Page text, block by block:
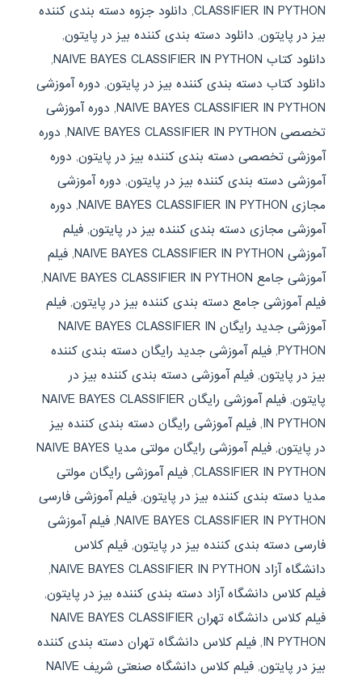
CLASSIFIER IN PYTHON
, دانلود جزوه دسته بندی کننده
بیز در پایتون, دانلود دسته بندی کننده بیز در پایتون,
دانلود کتاب NAIVE BAYES CLASSIFIER IN PYTHON
,
دانلود کتاب دسته بندی کننده بیز در پایتون, دوره آموزشی
NAIVE BAYES CLASSIFIER IN PYTHON
, دوره آموزشی
تخصصی NAIVE BAYES CLASSIFIER IN PYTHON
, دوره
آموزشی تخصصی دسته بندی کننده بیز در پایتون, دوره
آموزشی دسته بندی کننده بیز در پایتون, دوره آموزشی
مجازی NAIVE BAYES CLASSIFIER IN PYTHON
, دوره
آموزشی مجازی دسته بندی کننده بیز در پایتون, فیلم
آموزشی NAIVE BAYES CLASSIFIER IN PYTHON
, فیلم
آموزشی جامع NAIVE BAYES CLASSIFIER IN PYTHON
,
فیلم آموزشی جامع دسته بندی کننده بیز در پایتون, فیلم
آموزشی جدید رایگان NAIVE BAYES CLASSIFIER IN
PYTHON
, فیلم آموزشی جدید رایگان دسته بندی کننده
بیز در پایتون, فیلم آموزشی دسته بندی کننده بیز در
پایتون,
فیلم آموزشی رایگان NAIVE BAYES CLASSIFIER
IN PYTHON
, فیلم آموزشی رایگان دسته بندی کننده بیز
در پایتون,
فیلم آموزشی رایگان مولتی مدیا NAIVE BAYES
CLASSIFIER IN PYTHON
, فیلم آموزشی رایگان مولتی
مدیا دسته بندی کننده بیز در پایتون, فیلم آموزشی فارسی
NAIVE BAYES CLASSIFIER IN PYTHON
, فیلم آموزشی
فارسی دسته بندی کننده بیز در پایتون, فیلم کلاس
دانشگاه آزاد NAIVE BAYES CLASSIFIER IN PYTHON
,
فیلم کلاس دانشگاه آزاد دسته بندی کننده بیز در پایتون,
فیلم کلاس دانشگاه تهران NAIVE BAYES CLASSIFIER
IN PYTHON
, فیلم کلاس دانشگاه تهران دسته بندی کننده
بیز در پایتون,
فیلم کلاس دانشگاه صنعتی شریف NAIVE